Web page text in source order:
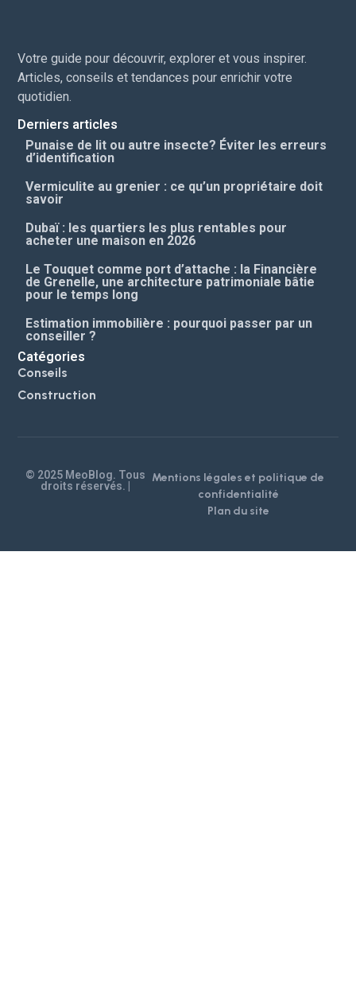
Votre guide pour découvrir, explorer et vous inspirer.
Articles, conseils et tendances pour enrichir votre
quotidien.
Derniers articles
Punaise de lit ou autre insecte? Éviter les erreurs
d’identification
Vermiculite au grenier : ce qu’un propriétaire doit
savoir
Dubaï : les quartiers les plus rentables pour
acheter une maison en 2026
Le Touquet comme port d’attache : la Financière
de Grenelle, une architecture patrimoniale bâtie
pour le temps long
Estimation immobilière : pourquoi passer par un
conseiller ?
Catégories
Conseils
Construction
© 2025 MeoBlog. Tous
droits réservés. |
Mentions légales et politique de
confidentialité
Plan du site